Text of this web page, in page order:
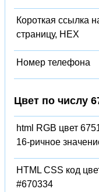
Короткая ссылка
страницу, HEX
Номер телефона
Цвет по числу
html RGB цвет
16-ричное
HTML CSS код
#670334